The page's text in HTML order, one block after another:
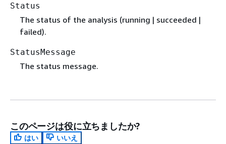
Status
The status of the analysis (running | succeeded |
failed).
StatusMessage
The status message.
このページは役に立ちましたか?
はい
いいえ